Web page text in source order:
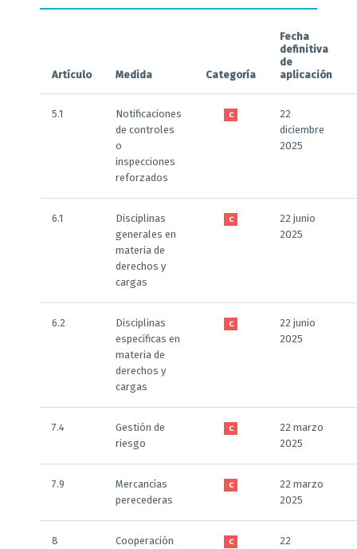
Artículo Medida Categoría
Fecha
definitiva
de
aplicación
5.1
Notificaciones
de controles
o
inspecciones
reforzados
C
22
diciembre
2025
6.1
Disciplinas
generales en
materia de
derechos y
cargas
C
22 junio
2025
6.2
Disciplinas
específicas en
materia de
derechos y
cargas
C
22 junio
2025
7.4
Gestión de
riesgo
C
22 marzo
2025
7.9
Mercancías
perecederas
C
22 marzo
2025
8
Cooperación
C
22